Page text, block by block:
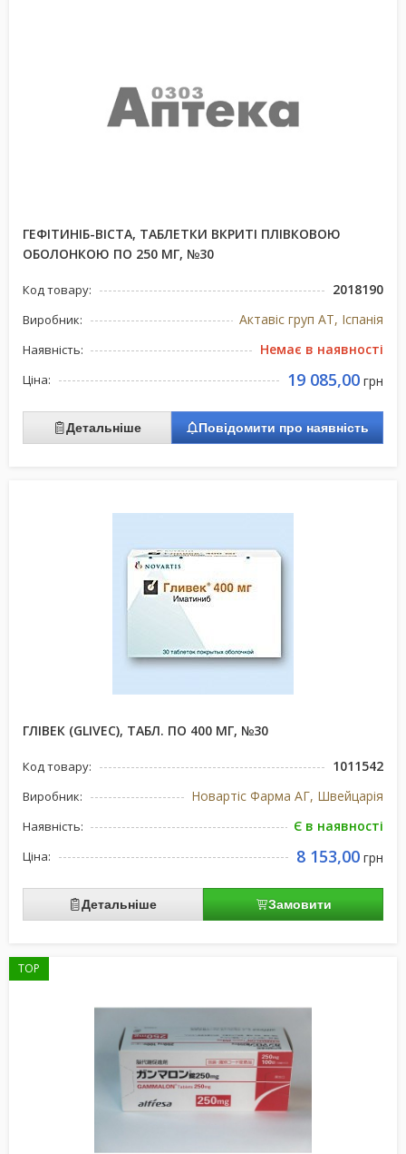
ГЕФІТИНІБ-ВІСТА, ТАБЛЕТКИ ВКРИТІ ПЛІВКОВОЮ
ОБОЛОНКОЮ ПО 250 МГ, №30
Код товару: 2018190
Виробник: Актавіс груп АТ, Іспанія
Наявність: Немає в наявності
Ціна: 19 085,00 грн
Детальніше Повідомити про наявність
ГЛІВЕК (GLIVEC), ТАБЛ. ПО 400 МГ, №30
Код товару: 1011542
Виробник: Новартіс Фарма АГ, Швейцарія
Наявність: Є в наявності
Ціна: 8 153,00 грн
Детальніше Замовити
TOP